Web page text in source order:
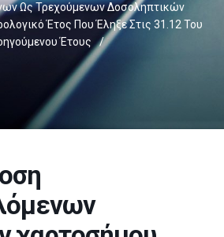
Ως Τρεχούμενων Δοσοληπτικών
Έτος Που Έληξε Στις 31.12 Του
Έτους
/